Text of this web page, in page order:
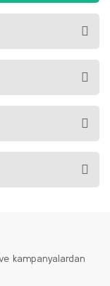
kampanyalardan